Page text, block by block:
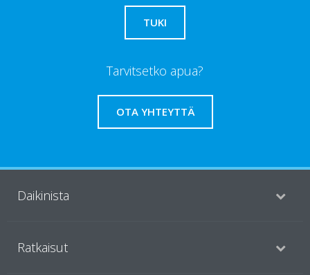
TUKI
Tarvitsetko apua?
OTA YHTEYTTÄ
Daikinista
Ratkaisut